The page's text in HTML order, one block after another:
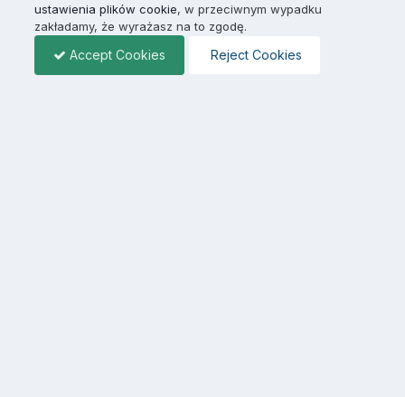
ustawienia plików cookie, w przeciwnym wypadku
zakładamy, że wyrażasz na to zgodę.
Accept Cookies Reject Cookies